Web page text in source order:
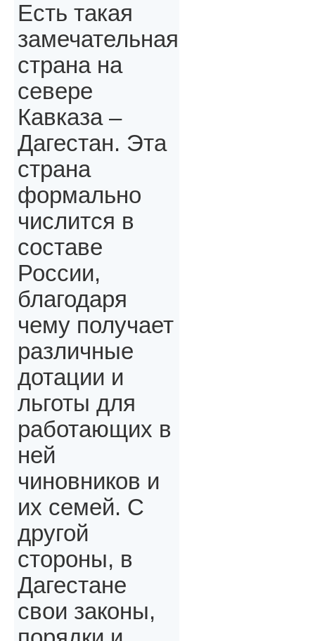
Есть такая
замечательная
страна на
севере
Кавказа –
Дагестан. Эта
страна
формально
числится в
составе
России,
благодаря
чему получает
различные
дотации и
льготы для
работающих в
ней
чиновников и
их семей. С
другой
стороны, в
Дагестане
свои законы,